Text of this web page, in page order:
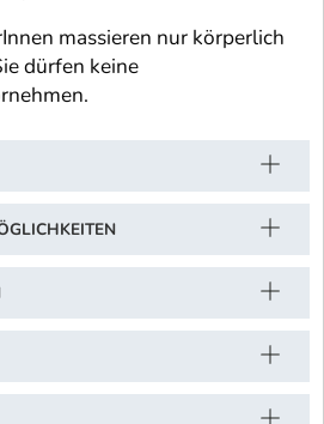
massieren nur körperlich
dürfen keine